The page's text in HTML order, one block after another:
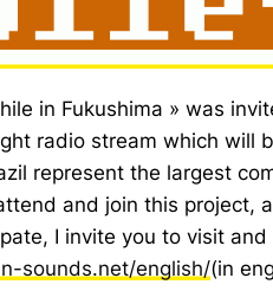
in Fukushima » was
radio stream which will
represent the largest
and join this project,
I invite you to visit
sounds.net/english/(in